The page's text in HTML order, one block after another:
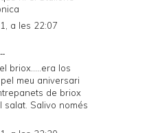
a les 22:07
briox.....era los
meu aniversari
de briox
salat. Salivo només